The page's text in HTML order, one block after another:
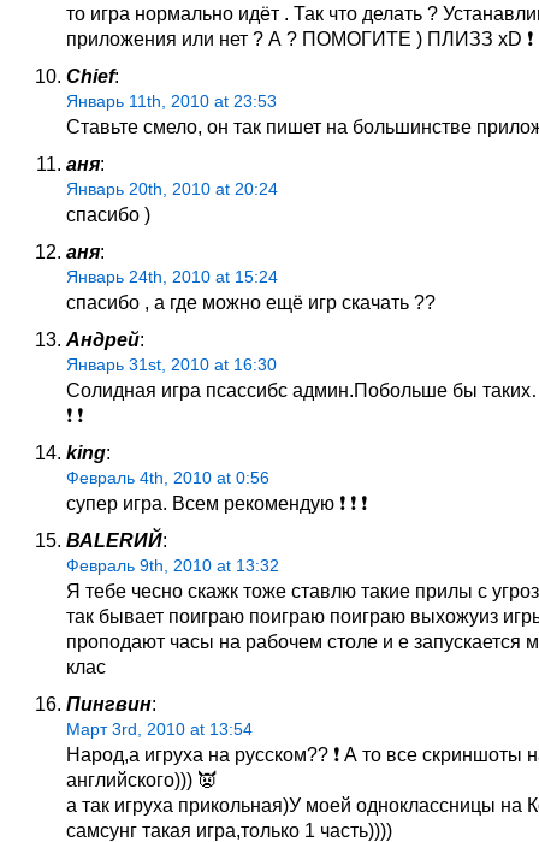
то игра нормально идёт . Так что делать ?
приложения или нет ? А ? ПОМОГИТЕ ) ПЛИЗЗ xD
Chief:
Январь 11th, 2010 at 23:53
Ставьте смело, он так пишет на большинстве
аня:
Январь 20th, 2010 at 20:24
спасибо )
аня:
Январь 24th, 2010 at 15:24
спасибо , а где можно ещё игр скачать ??
Андрей:
Январь 31st, 2010 at 16:30
Солидная игра псассибс админ.Побольше бы таких… ❗ ❗ ❗
❗ ❗
king:
Февраль 4th, 2010 at 0:56
супер игра. Всем рекомендую ❗ ❗ ❗
ВАLERИЙ:
Февраль 9th, 2010 at 13:32
Я тебе чесно скажк тоже ставлю такие прилы с
так бывает поиграю поиграю поиграю выхожуиз
проподают часы на рабочем столе и е запускается
клас
Пингвин:
Март 3rd, 2010 at 13:54
Народ,а игруха на русском?? ❗ А то все скриншоты
английского))) 👿
а так игруха прикольная)У моей одноклассницы на
самсунг такая игра,только 1 часть))))